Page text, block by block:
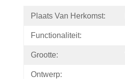
Plaats Van Herkomst:
Functionaliteit:
Grootte:
Ontwerp: